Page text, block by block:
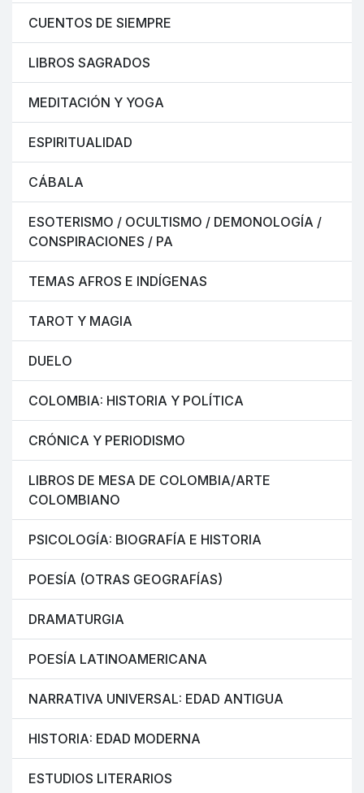
CUENTOS DE SIEMPRE
LIBROS SAGRADOS
MEDITACIÓN Y YOGA
ESPIRITUALIDAD
CÁBALA
ESOTERISMO / OCULTISMO / DEMONOLOGÍA /
CONSPIRACIONES / PA
TEMAS AFROS E INDÍGENAS
TAROT Y MAGIA
DUELO
COLOMBIA: HISTORIA Y POLÍTICA
CRÓNICA Y PERIODISMO
LIBROS DE MESA DE COLOMBIA/ARTE
COLOMBIANO
PSICOLOGÍA: BIOGRAFÍA E HISTORIA
POESÍA (OTRAS GEOGRAFÍAS)
DRAMATURGIA
POESÍA LATINOAMERICANA
NARRATIVA UNIVERSAL: EDAD ANTIGUA
HISTORIA: EDAD MODERNA
ESTUDIOS LITERARIOS